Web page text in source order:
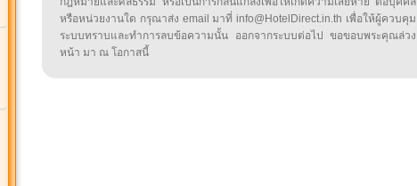
หรือหน่วยงานใด กรุณาส่ง email มาที่ info@HotelDirect.in.th เพื่อให้ผู้ควบคุม
ระบบทราบและทำการลบข้อความนั้น ออกจากระบบต่อไป ขอขอบพระคุณล่วง
หน้า มา ณ โอกาสนี้